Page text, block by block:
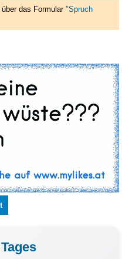
das Formular "Spruch